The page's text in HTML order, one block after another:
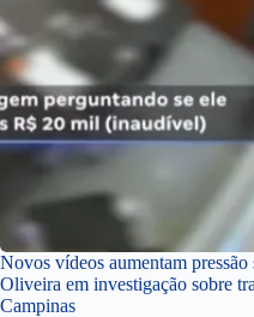
Novos vídeos aumentam
Oliveira em investigação sobre
Campinas